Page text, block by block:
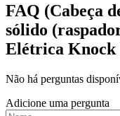
FAQ (Cabeça
sólido
Elétrica Knock
Não há perguntas
Adicione uma pergunta